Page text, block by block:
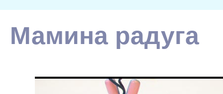
Мамина радуга